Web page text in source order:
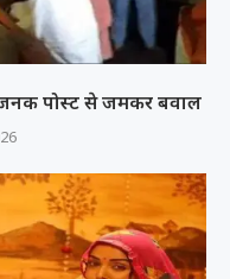
पोस्ट से जमकर बवाल